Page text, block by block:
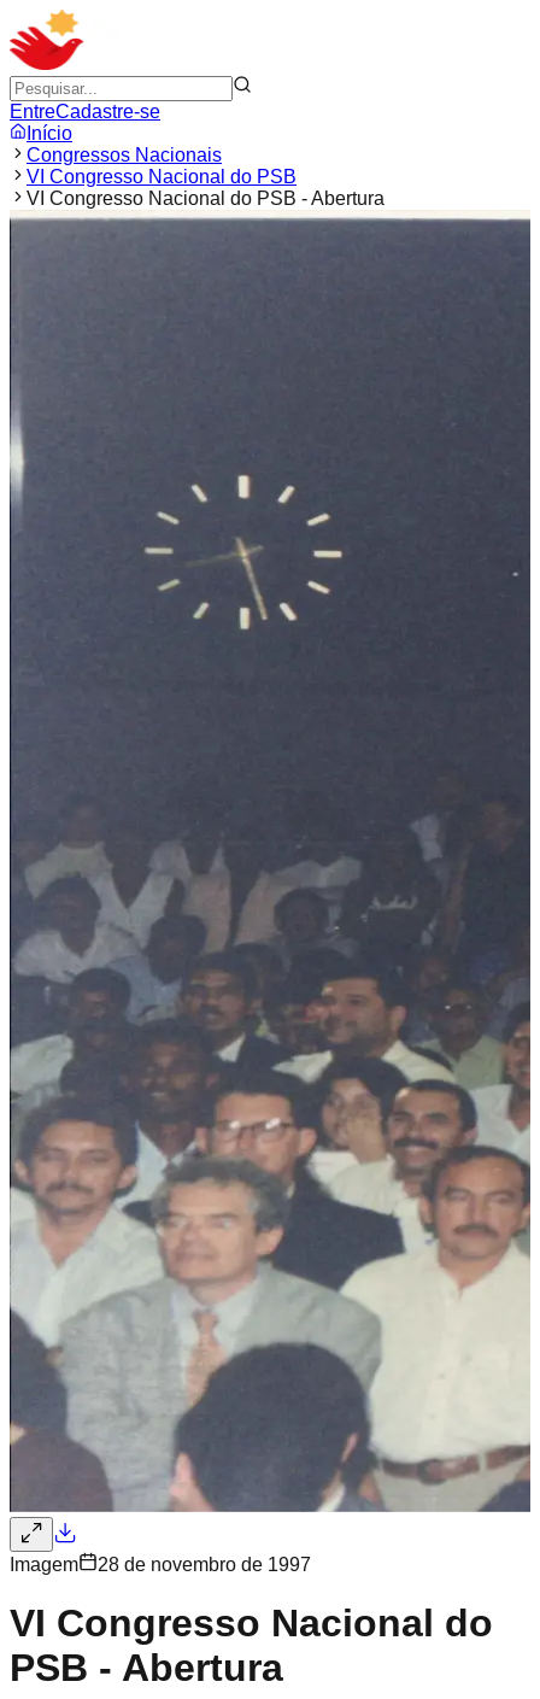
EntreCadastre-se
Início
Congressos Nacionais
VI Congresso Nacional do PSB
VI Congresso Nacional do PSB - Abertura
Imagem 28 de novembro de 1997
VI Congresso Nacional do
PSB - Abertura